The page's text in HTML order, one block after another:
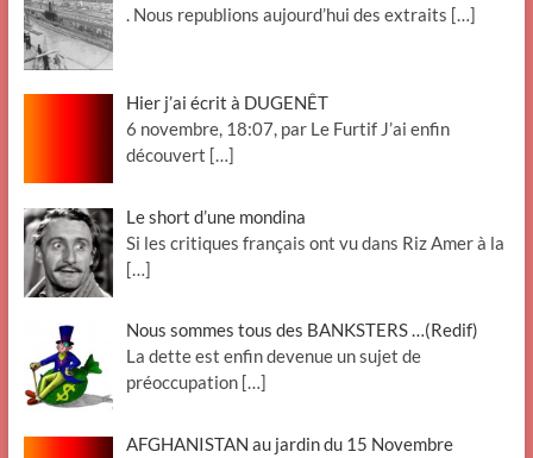
. Nous republions aujourd’hui des extraits […]
Hier j’ai écrit à DUGENÊT
6 novembre, 18:07, par Le Furtif J’ai enfin
découvert […]
Le short d’une mondina
Si les critiques français ont vu dans Riz Amer à la
[…]
Nous sommes tous des BANKSTERS …(Redif)
La dette est enfin devenue un sujet de
préoccupation […]
AFGHANISTAN au jardin du 15 Novembre